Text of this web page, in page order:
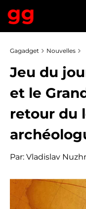
Gagadget Nouvelles
Jeu du
et le
retour du
Par: Vladislav